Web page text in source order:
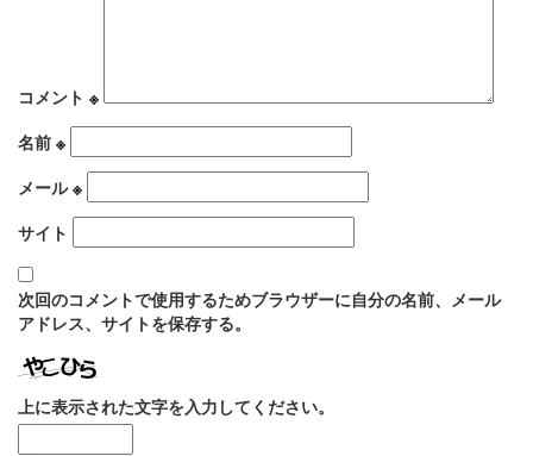
コメント ※
名前 ※
メール※
サイト
次回のコメントで使用するためブラウザーに自分の名前、メール
アドレス、サイトを保存する。
上に表示された文字を入力してください。